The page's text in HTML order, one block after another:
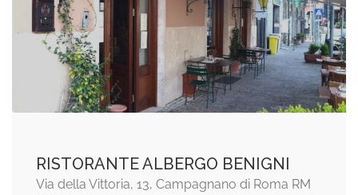
RISTORANTE ALBERGO BENIGNI
Via della Vittoria, 13, Campagnano di Roma RM